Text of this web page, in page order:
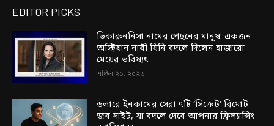
EDITOR PICKS
ভিকারুননিসা নামের পেছনের মানুষ: একজন
অস্ট্রিয়ান নারী যিনি বদলে দিলেন হাজারো
মেয়ের ভবিষ্যৎ
এপ্রিল ২১, ২০২৬
ডলারে ইনকামের সেরা ৭টি ‘সিক্রেট’ রিমোট
জব সাইট, যা বদলে দেবে আপনার ফ্রিল্যান্সিং